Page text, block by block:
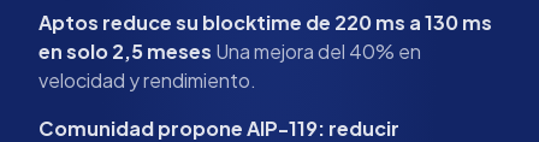
Aptos reduce su blocktime de 220 ms a 130 ms
en solo 2,5 meses Una mejora del 40% en
velocidad y rendimiento.
Comunidad propone AIP-119: reducir